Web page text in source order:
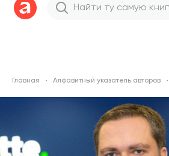
Главная Алфавитный указатель авторов